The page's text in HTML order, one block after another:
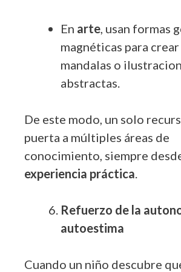
En arte , usan formas
magnéticas para crear
mandalas o
abstractas.
De este modo, un solo
puerta a múltiples áreas de
conocimiento, siempre
experiencia práctica
Refuerzo de la
autoestima
Cuando un niño descubre